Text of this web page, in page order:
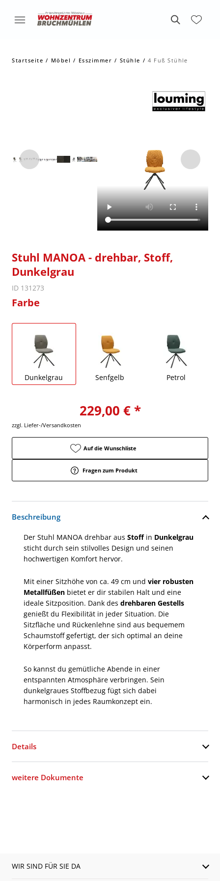
Startseite Möbel Esszimmer Stühle 4 Fuß Stühle
Stuhl MANOA - drehbar, Stoff,
Dunkelgrau
ID 131273
Farbe
Dunkelgrau Senfgelb Petrol
229,00 € *
zzgl. Liefer-/Versandkosten
Auf die Wunschliste
Fragen zum Produkt
Beschreibung
Der Stuhl MANOA drehbar aus Stoffin Dunkelgrau
sticht durch sein stilvolles Design und seinen
hochwertigen Komfort hervor.
Mit einer Sitzhöhe von ca. 49 cm und vier robusten
Metallfüßen bietet er dir stabilen Halt und eine
ideale Sitzposition. Dank des drehbaren Gestells
genießt du Flexibilität in jeder Situation. Die
Sitzfläche und Rückenlehne sind aus bequemem
Schaumstoff gefertigt, der sich optimal an deine
Körperform anpasst.
So kannst du gemütliche Abende in einer
entspannten Atmosphäre verbringen. Sein
dunkelgraues Stoffbezug fügt sich dabei
harmonisch in jedes Raumkonzept ein.
Details
weitere Dokumente
WIR SIND FÜR SIE DA